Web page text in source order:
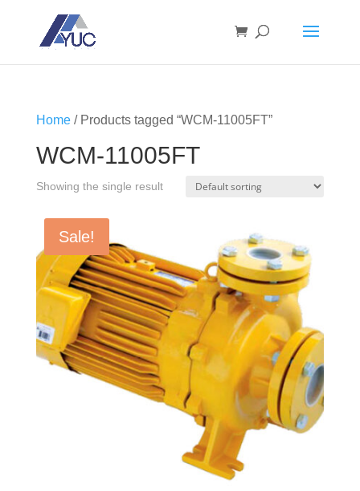
Home/ Products tagged “WCM-11005FT”
WCM-11005FT
Showing the single result
Sale!